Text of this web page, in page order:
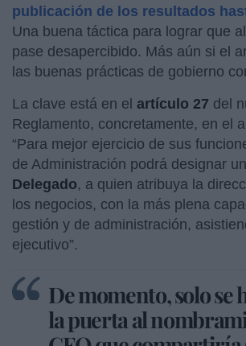
publicación de los resultados
Una buena táctica para lograr que
pase desapercibido. Más aún si el
las buenas prácticas de gobierno
La clave está en el artículo 27 del
Reglamento, concretamente, en el
“Para mejor ejercicio de sus
de Administración podrá designar un
Delegado, a quien atribuya la
los negocios, con la más plena
gestión y de administración,
ejecutivo”.
De momento, solo se
la puerta al